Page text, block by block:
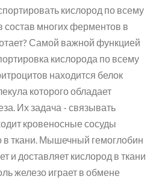
кислород по всему
состав многих ферментов в
Самой важной функцией
кислорода по всему
находится белок
которого обладает
Их задача - связывать
кровеносные сосуды
в ткани. Мышечный гемоглобин
и доставляет кислород в ткани
железо играет в обмене